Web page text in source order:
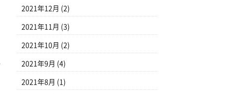
2021年12月 (2)
2021年11月 (3)
2021年10月 (2)
2021年9月 (4)
2021年8月 (1)